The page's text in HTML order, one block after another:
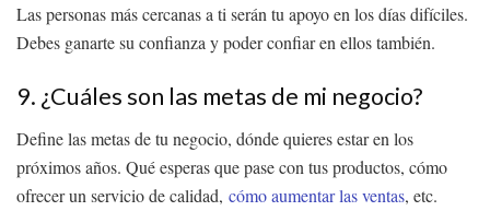
Las personas más cercanas a ti serán tu apoyo en los días difíciles.
Debes ganarte su confianza y poder confiar en ellos también.
9. ¿Cuáles son las metas de mi negocio?
Define las metas de tu negocio, dónde quieres estar en los
próximos años. Qué esperas que pase con tus productos, cómo
ofrecer un servicio de calidad, cómo aumentar las ventas, etc.